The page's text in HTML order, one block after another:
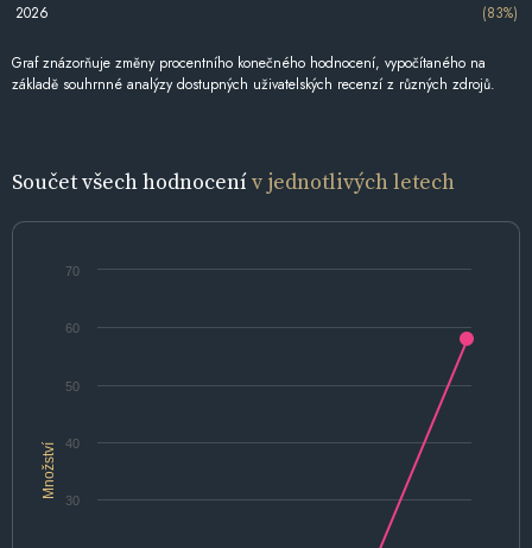
2026
(83%)
Graf znázorňuje změny procentního konečného hodnocení, vypočítaného na
základě souhrnné analýzy dostupných uživatelských recenzí z různých zdrojů.
Součet všech hodnocenív jednotlivých letech
Množství
30
40
50
60
70